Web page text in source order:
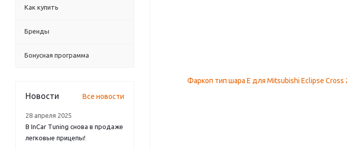
Как купить
Бренды
Бонусная программа
Новости Все новости
28 апреля 2025
В InCar Tuning снова в продаже
легковые прицепы!